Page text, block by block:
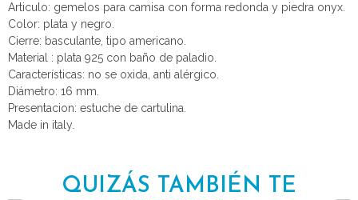
Articulo: gemelos para camisa con forma redonda y piedra onyx.
Color: plata y negro.
Cierre: basculante, tipo americano.
Material : plata 925 con baño de paladio.
Características: no se oxida, anti alérgico.
Diámetro: 16 mm.
Presentacion: estuche de cartulina.
Made in italy.
QUIZÁS TAMBIÉN TE